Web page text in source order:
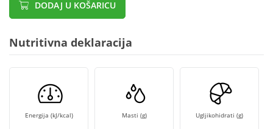
DODAJ U KOŠARICU
Nutritivna deklaracija
Energija (kJ/kcal) Masti (g) Ugljikohidrati (g)